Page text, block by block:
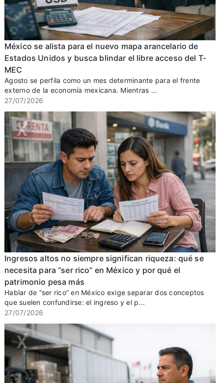
México se alista para el nuevo mapa arancelario de
Estados Unidos y busca blindar el libre acceso del T-
MEC
Agosto se perfila como un mes determinante para el frente
externo de la economía mexicana. Mientras ...
27/07/2026
Ingresos altos no siempre significan riqueza: qué se
necesita para “ser rico” en México y por qué el
patrimonio pesa más
Hablar de “ser rico” en México exige separar dos conceptos
que suelen confundirse: el ingreso y el p...
27/07/2026